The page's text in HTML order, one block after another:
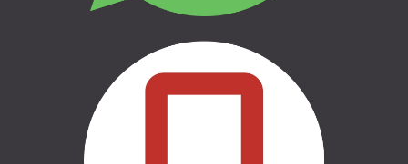
THULE | AUTO BAGĀŽNIEKI
THULE | VELO TURĒTĀJI
THULE | ĢIMENEI UN BĒRNIEM